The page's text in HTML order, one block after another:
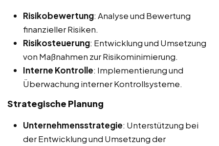
Risikobewertung: Analyse und Bewertung
finanzieller Risiken.
Risikosteuerung: Entwicklung und Umsetzung
von Maßnahmen zur Risikominimierung.
Interne Kontrolle: Implementierung und
Überwachung interner Kontrollsysteme.
Strategische Planung
Unternehmensstrategie: Unterstützung bei
der Entwicklung und Umsetzung der